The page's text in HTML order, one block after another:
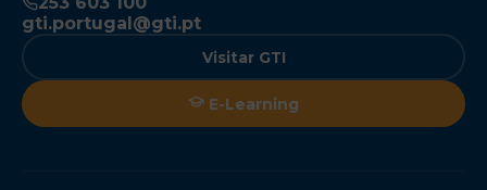
gti.portugal@gti.pt
Visitar GTI
E-Learning